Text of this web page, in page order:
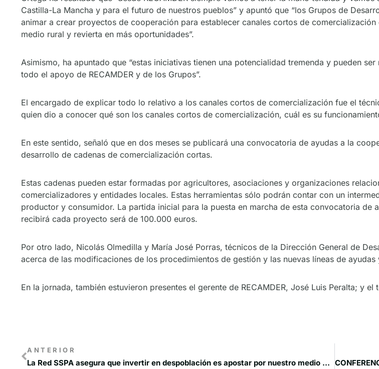
Castilla-La Mancha y para el futuro de nuestros pueblos” y apuntó que “los Grupos de
animar a crear proyectos de cooperación para establecer canales cortos de
medio rural y revierta en más oportunidades”.
Asimismo, ha apuntado que “estas iniciativas tienen una potencialidad tremenda y pueden
todo el apoyo de RECAMDER y de los Grupos”.
El encargado de explicar todo lo relativo a los canales cortos de comercialización fue el
quien dio a conocer qué son los canales cortos de comercialización, cuál es su
En este sentido, señaló que en dos meses se publicará una convocatoria de ayudas a la
desarrollo de cadenas de comercialización cortas.
Estas cadenas pueden estar formadas por agricultores, asociaciones y organizaciones
comercializadores y entidades locales. Estas herramientas sólo podrán contar con un
productor y consumidor. La partida inicial para la puesta en marcha de esta convocatoria de
recibirá cada proyecto será de 100.000 euros.
Por otro lado, Nicolás Olmedilla y María José Porras, técnicos de la Dirección General de
acerca de las modificaciones de los procedimientos de gestión y las nuevas líneas de
En la jornada, también estuvieron presentes el gerente de RECAMDER, José Luis Peralta; y el
ANTERIOR
La Red SSPA asegura que invertir en despoblación es apostar por nuestro medio ambiente